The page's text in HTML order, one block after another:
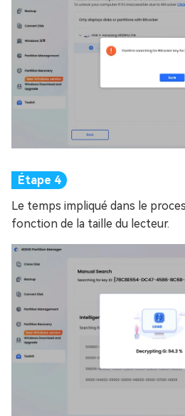
Le temps impliqué dans le
fonction de la taille du lecteur.